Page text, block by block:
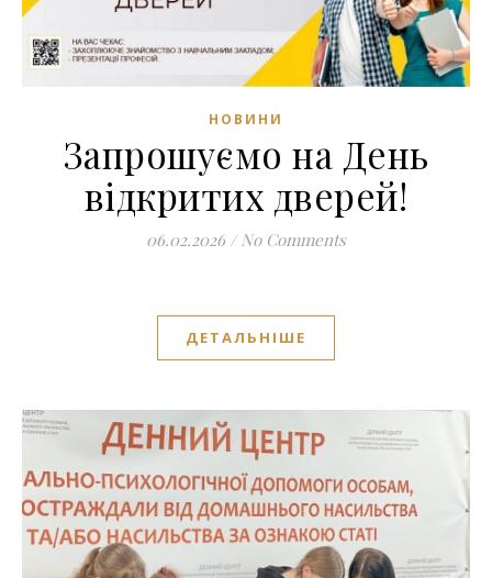
НОВИНИ
Запрошуємо на День
відкритих дверей!
06.02.2026 / No Comments
ДЕТАЛЬНІШЕ